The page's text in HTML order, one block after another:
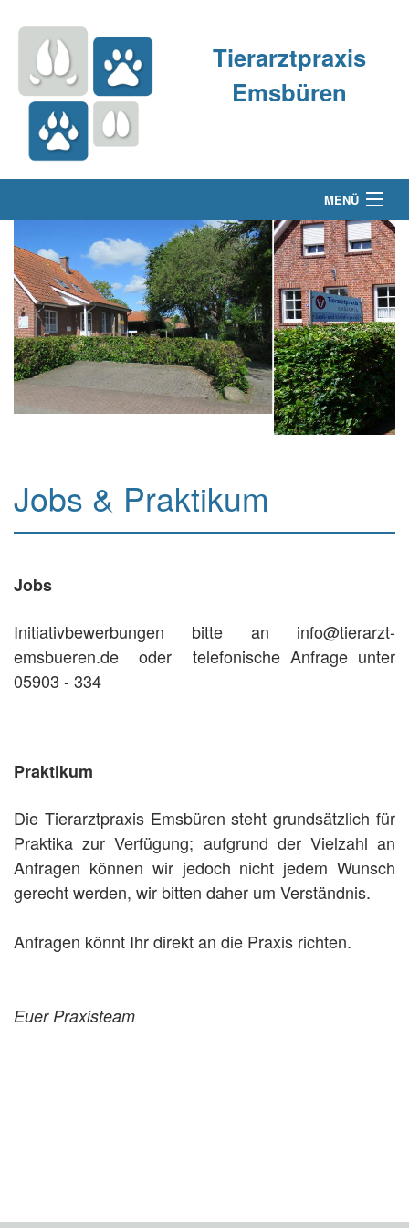
Tierarztpraxis
Emsbüren
MENÜ
Über uns
Kleintierpraxis
Großtierpraxis
Kontakt & Anfahrt
Jobs & Praktikum
Jobs
Initiativbewerbungen bitte an info@tierarzt-
emsbueren.de oder telefonische Anfrage unter
05903 - 334
Praktikum
Die Tierarztpraxis Emsbüren steht grundsätzlich für
Praktika zur Verfügung; aufgrund der Vielzahl an
Anfragen können wir jedoch nicht jedem Wunsch
gerecht werden, wir bitten daher um Verständnis.
Anfragen könnt Ihr direkt an die Praxis richten.
Euer Praxisteam